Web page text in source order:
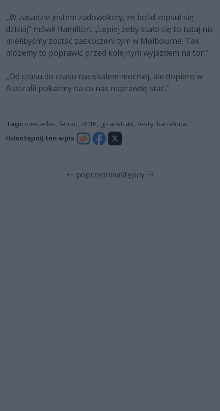
„W zasadzie jestem zadowolony, że bolid zepsuł się
dzisiaj” mówił Hamilton. „Lepiej żeby stało się to tutaj niż
mielibyśmy zostać zaskoczeni tym w Melbourne. Tak
możemy to poprawić przed kolejnym wyjazdem na tor.”
„Od czasu do czasu naciskałem mocniej, ale dopiero w
Australii pokażmy na co nas naprawdę stać.”
Tagi: mercedes, ferrari, 2016, gp australii, testy, barcelona
Udostępnij ten wpis
poprzedninastępny